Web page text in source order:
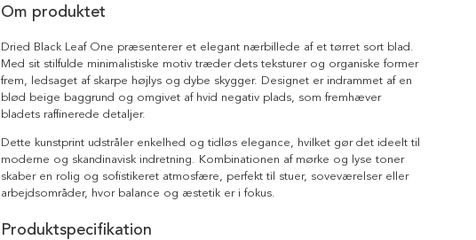
Om produktet
Dried Black Leaf One præsenterer et elegant nærbillede af et tørret sort blad.
Med sit stilfulde minimalistiske motiv træder dets teksturer og organiske former
frem, ledsaget af skarpe højlys og dybe skygger. Designet er indrammet af en
blød beige baggrund og omgivet af hvid negativ plads, som fremhæver
bladets raffinerede detaljer.
Dette kunstprint udstråler enkelhed og tidløs elegance, hvilket gør det ideelt til
moderne og skandinavisk indretning. Kombinationen af mørke og lyse toner
skaber en rolig og sofistikeret atmosfære, perfekt til stuer, soveværelser eller
arbejdsområder, hvor balance og æstetik er i fokus.
Produktspecifikation